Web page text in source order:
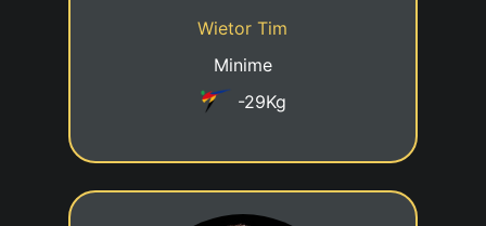
Wietor Tim
Minime
-29Kg